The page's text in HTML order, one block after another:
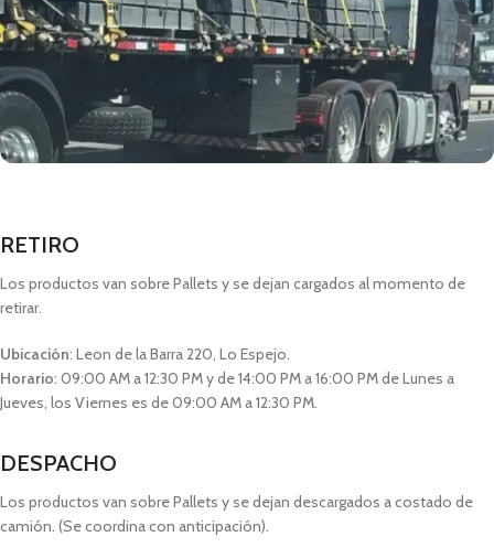
RETIRO
Los productos van sobre Pallets y se dejan cargados al momento de
retirar.
Ubicación: Leon de la Barra 220, Lo Espejo.
Horario: 09:00 AM a 12:30 PM y de 14:00 PM a 16:00 PM de Lunes a
Jueves, los Viernes es de 09:00 AM a 12:30 PM.
DESPACHO
Los productos van sobre Pallets y se dejan descargados a costado de
camión. (Se coordina con anticipación).